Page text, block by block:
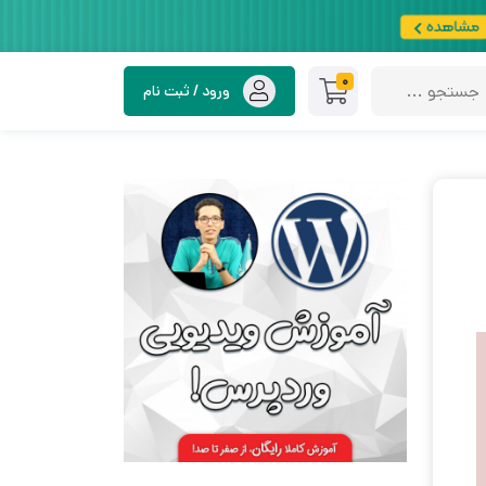
0 ورود / ثبت نام